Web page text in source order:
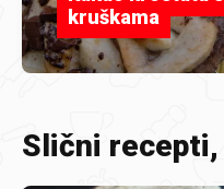
kruškama
Slični